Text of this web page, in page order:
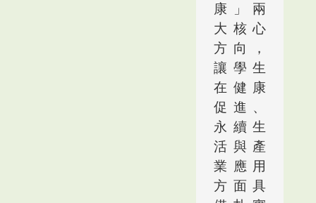
康」兩
大核心
方向，
讓學生
在健康
促進、
永續生
活與產
業應用
方面具